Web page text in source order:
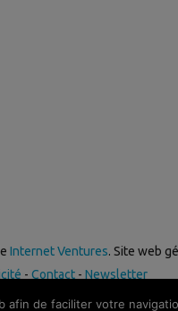
Internet Ventures. Site web
- Contact - Newsletter
afin de faciliter votre